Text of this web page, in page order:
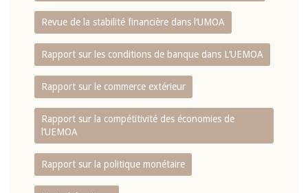
Revue de la stabilité financière dans l‘UMOA
Rapport sur les conditions de banque dans L‘UEMOA
Rapport sur le commerce extérieur
Rapport sur la compétitivité des économies de
l‘UEMOA
Rapport sur la politique monétaire